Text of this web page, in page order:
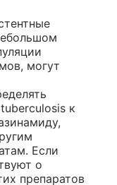
могут
к
Если
о
препаратов